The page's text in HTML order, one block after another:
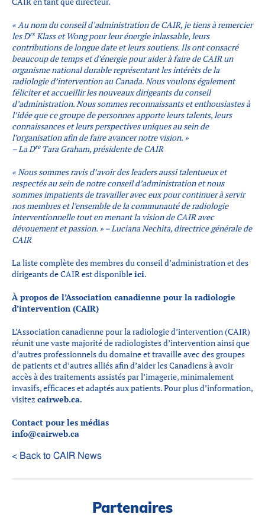
«Au nom du conseil d’administration de CAIR, je tiens à remercier
les Drs Klass et Wong pour leur énergie inlassable, leurs
contributions de longue date et leurs soutiens. Ils ont consacré
beaucoup de temps et d’énergie pour aider à faire de CAIR un
organisme national durable représentant les intérêts de la
radiologie d’intervention au Canada. Nous voulons également
féliciter et accueillir les nouveaux dirigeants du conseil
d’administration. Nous sommes reconnaissants et enthousiastes à
l’idée que ce groupe de personnes apporte leurs talents, leurs
connaissances et leurs perspectives uniques au sein de
l’organisation afin de faire avancer notre vision. »
– La DreTara Graham, présidente de CAIR
«Nous sommes ravis d’avoir des leaders aussi talentueux et
respectés au sein de notre conseil d’administration et nous
sommes impatients de travailler avec eux pour continuer à servir
nos membres et l’ensemble de la communauté de radiologie
interventionnelle tout en menant la vision de CAIR avec
dévouement et passion. » –Luciana Nechita, directrice générale de
CAIR
La liste complète des membres du conseil d’administration et des
dirigeants de CAIR est disponibleici.
À propos de l’Association canadienne pour la radiologie
d’intervention (CAIR)
L’Association canadienne pour la radiologie d’intervention (CAIR)
réunit une vaste majorité de radiologistes d’intervention ainsi que
d’autres professionnels du domaine et travaille avec des groupes
de patients et d’autres alliés afin d’aider les Canadiens à avoir
accès à des traitements assistés par l’imagerie, minimalement
invasifs, efficaces et adaptés aux patients. Pour plus d’information,
visitez cairweb.ca.
Contact pour les médias
info@cairweb.ca
< Back to CAIR News
Partenaires